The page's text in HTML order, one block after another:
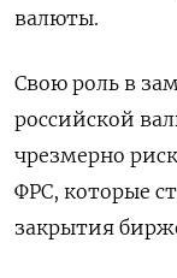
валюты.
Свою роль в
российской
чрезмерно
ФРС, которые
закрытия